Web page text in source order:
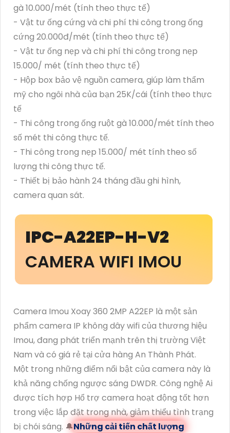
gà 10.000/mét (tính theo thực tế)
- Vật tư ống cứng và chi phí thi công trong ống
cứng 20.000đ/mét (tính theo thực tế)
- Vật tư ống nẹp và chi phí thi công trong nẹp
15.000/ mét (tính theo thực tế)
- Hộp box bảo vệ nguồn camera, giúp làm thẩm
mỹ cho ngôi nhà của bạn 25K/cái (tính theo thực
tế
- Thi công trong ống ruột gà 10.000/mét tính theo
số mét thi công thực tế.
- Thi công trong nẹp 15.000/ mét tính theo số
lượng thi công thực tế.
- Thiết bị bảo hành 24 tháng đầu ghi hình,
camera quan sát.
IPC-A22EP-H-V2
CAMERA WIFI IMOU
Camera Imou Xoay 360 2MP A22EP là một sản
phẩm camera IP không dây wifi của thương hiệu
Imou, đang phát triển mạnh trên thị trường Việt
Nam và có giá rẻ tại cửa hàng An Thành Phát.
Một trong những điểm nổi bật của camera này là
khả năng chống ngược sáng DWDR. Công nghệ Ai
được tích hợp Hổ trợ camera hoạt động tốt hơn
trong việc lắp đặt trong nhà, giảm thiểu tình trạng
bị chói sáng. 🔔Những cải tiến chất lượng